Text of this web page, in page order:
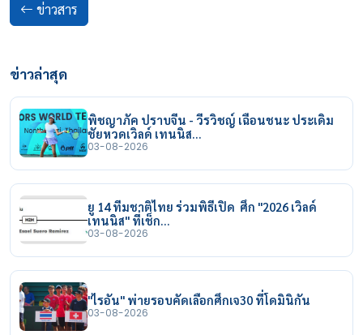
ข่าวสาร
ข่าวล่าสุด
พิชญาภัค ปราบจีน - วีรวิชญ์ เฉือนชนะ ประเดิม
ชัยหวดเวิลด์ เทนนิส…
03-08-2026
ยู 14 ทีมชาติไทย ร่วมพิธีเปิด ศึก "2026 เวิลด์
เทนนิส" ที่เช็ก…
03-08-2026
"ไรอัน" พ่ายรอบคัดเลือกศึกเจ30 ที่โดมินิกัน
03-08-2026